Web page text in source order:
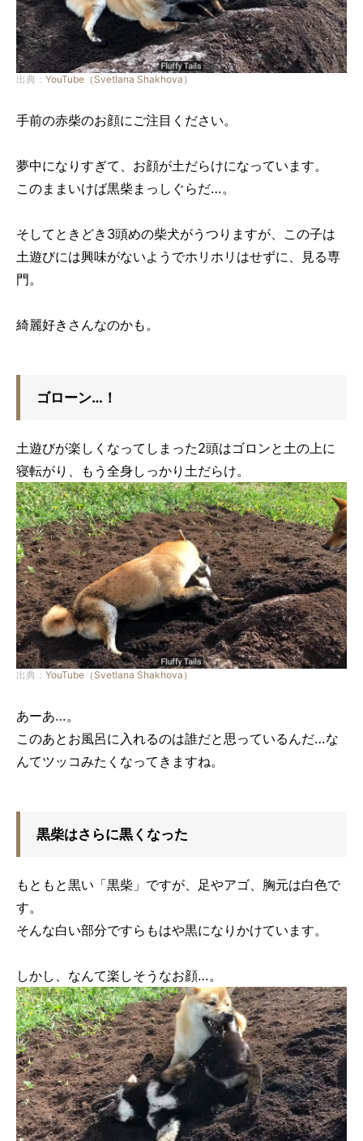
出典： YouTube（Svetlana Shakhova）
手前の赤柴のお顔にご注目ください。
夢中になりすぎて、お顔が土だらけになっています。
このままいけば黒柴まっしぐらだ…。
そしてときどき3頭めの柴犬がうつりますが、この子は
土遊びには興味がないようでホリホリはせずに、見る専
門。
綺麗好きさんなのかも。
ゴローン…！
土遊びが楽しくなってしまった2頭はゴロンと土の上に
寝転がり、もう全身しっかり土だらけ。
出典： YouTube（Svetlana Shakhova）
あーあ…。
このあとお風呂に入れるのは誰だと思っているんだ…な
んてツッコみたくなってきますね。
黒柴はさらに黒くなった
もともと黒い「黒柴」ですが、足やアゴ、胸元は白色で
す。
そんな白い部分ですらもはや黒になりかけています。
しかし、なんて楽しそうなお顔…。